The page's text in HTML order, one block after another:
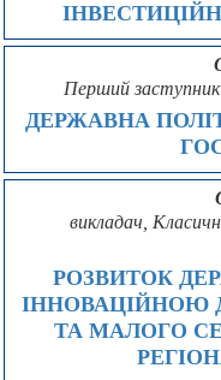
Перший заступник
ДЕРЖАВНА
викладач,
РОЗВИТОК
ІННОВАЦІЙНОЮ
ТА МАЛОГО